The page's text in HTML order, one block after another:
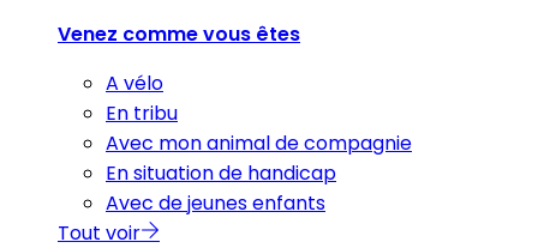
Venez comme vous êtes
A vélo
En tribu
Avec mon animal de compagnie
En situation de handicap
Avec de jeunes enfants
Tout voir